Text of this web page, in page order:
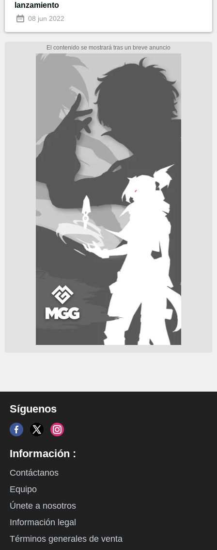
lanzamiento
08 jun 2022
Síguenos
Información :
Contáctanos
Equipo
Únete a nosotros
Información legal
Términos generales de venta